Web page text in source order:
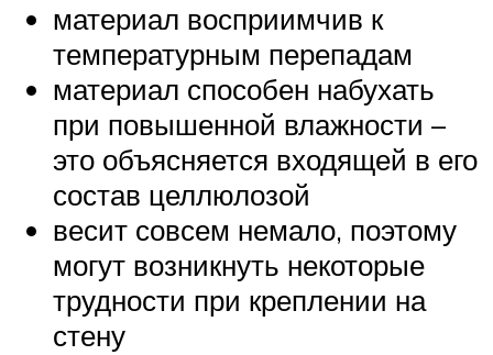
материал восприимчив к
температурным перепадам
материал способен набухать
при повышенной влажности –
это объясняется входящей в его
состав целлюлозой
весит совсем немало, поэтому
могут возникнуть некоторые
трудности при креплении на
стену